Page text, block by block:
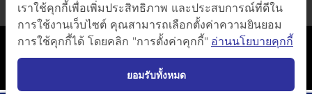
นโยบายการใช้คุกกี้ และนโยบายความเป็นส่วนตัว (กดตั้งค่าคุกกี้)@ 2021 by
Beger Co., Ltd. All Right Reserved.
เราใช้คุกกี้เพื่อเพิ่มประสิทธิภาพ และประสบการณ์ที่ดีใน
การใช้งานเว็บไซต์ คุณสามารถเลือกตั้งค่าความยินยอม
การใช้คุกกี้ได้ โดยคลิก "การตั้งค่าคุกกี้" อ่านนโยบายคุกกี้
ยอมรับทั้งหมด